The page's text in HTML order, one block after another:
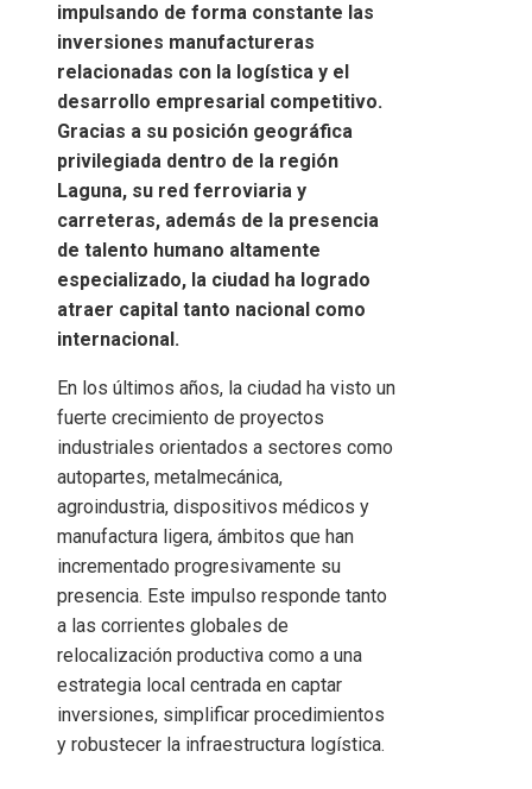
impulsando de forma constante las
inversiones manufactureras
relacionadas con la logística y el
desarrollo empresarial competitivo.
Gracias a su posición geográfica
privilegiada dentro de la región
Laguna, su red ferroviaria y
carreteras, además de la presencia
de talento humano altamente
especializado, la ciudad ha logrado
atraer capital tanto nacional como
internacional.
En los últimos años, la ciudad ha visto un
fuerte crecimiento de proyectos
industriales orientados a sectores como
autopartes, metalmecánica,
agroindustria, dispositivos médicos y
manufactura ligera, ámbitos que han
incrementado progresivamente su
presencia. Este impulso responde tanto
a las corrientes globales de
relocalización productiva como a una
estrategia local centrada en captar
inversiones, simplificar procedimientos
y robustecer la infraestructura logística.